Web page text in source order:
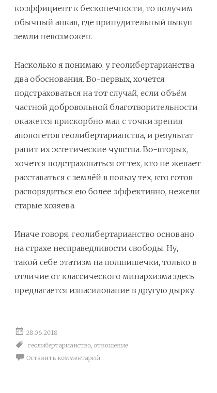
коэффициент к бесконечности, то получим
обычный анкап, где принудительный выкуп
земли невозможен.
Насколько я понимаю, у геолибертарианства
два обоснования. Во-первых, хочется
подстраховаться на тот случай, если объём
частной добровольной благотворительности
окажется прискорбно мал с точки зрения
апологетов геолибертарианства, и результат
ранит их эстетические чувства. Во-вторых,
хочется подстраховаться от тех, кто не желает
расставаться с землёй в пользу тех, кто готов
распорядиться ею более эффективно, нежели
старые хозяева.
Иначе говоря, геолибертарианство основано
на страхе несправедливости свободы. Ну,
такой себе этатизм на полшишечки, только в
отличие от классического минархизма здесь
предлагается изнасилование в другую дырку.
28.06.2018
геолибертарианство, отношение
Оставить комментарий